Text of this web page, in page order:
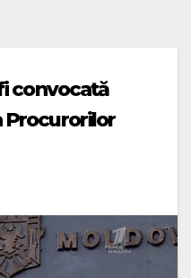
convocată
Procurorilor